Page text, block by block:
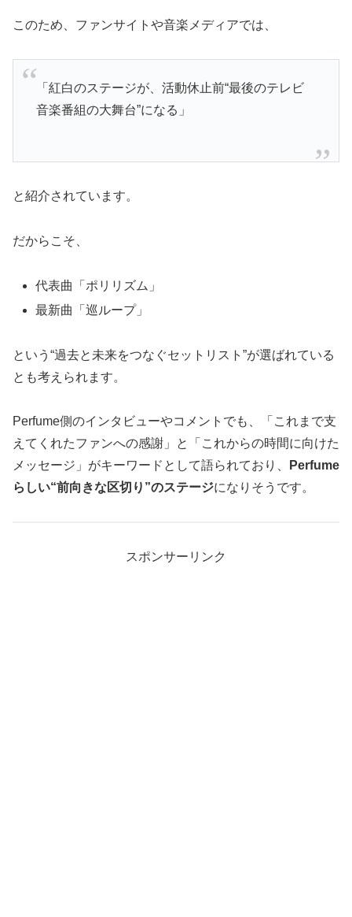
このため、ファンサイトや音楽メディアでは、
「紅白のステージが、活動休止前“最後のテレビ
音楽番組の大舞台”になる」
と紹介されています。
だからこそ、
代表曲「ポリリズム」
最新曲「巡ループ」
という“過去と未来をつなぐセットリスト”が選ばれている
とも考えられます。
Perfume側のインタビューやコメントでも、「これまで支
えてくれたファンへの感謝」と「これからの時間に向けた
メッセージ」がキーワードとして語られており、
Perfume
らしい“前向きな区切り”のステージになりそうです。
スポンサーリンク